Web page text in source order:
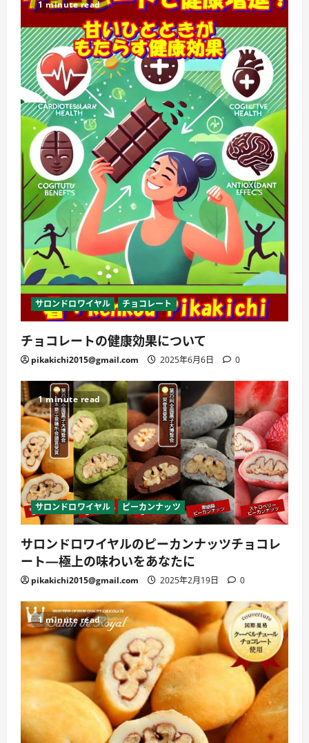
1 minute read
サロンドロワイヤル チョコレート
チョコレートの健康効果について
pikakichi2015@gmail.com 2025年6月6日 0
1 minute read
サロンドロワイヤル ピーカンナッツ
サロンドロワイヤルのピーカンナッツチョコレ
ート—極上の味わいをあなたに
pikakichi2015@gmail.com 2025年2月19日 0
1 minute read